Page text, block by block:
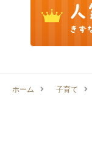
ホーム 子育て